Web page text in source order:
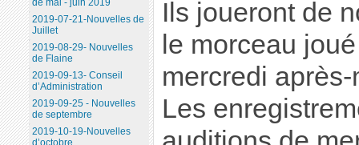
Ils joueront de
le morceau
mercredi après-
Les
de mai - juin 2019
2019-07-21-Nouvelles de
Juillet
2019-08-29- Nouvelles
de Flaine
2019-09-13- Conseil
d’Administration
2019-09-25 - Nouvelles
de septembre
2019-10-19-Nouvelles